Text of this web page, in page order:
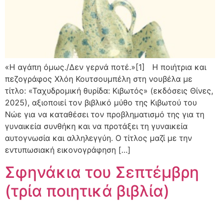
«Η αγάπη όμως./Δεν γερνά ποτέ.»[1] Η ποιήτρια και
πεζογράφος Χλόη Κουτσουμπέλη στη νουβέλα με
τίτλο: «Ταχυδρομική θυρίδα: Κιβωτός» (εκδόσεις Θίνες,
2025), αξιοποιεί τον βιβλικό μύθο της Κιβωτού του
Νώε για να καταθέσει τον προβληματισμό της για τη
γυναικεία συνθήκη και να προτάξει τη γυναικεία
αυτογνωσία και αλληλεγγύη. Ο τίτλος μαζί με την
εντυπωσιακή εικονογράφηση […]
Σφηνάκια του Σεπτέμβρη
(τρία ποιητικά βιβλία)